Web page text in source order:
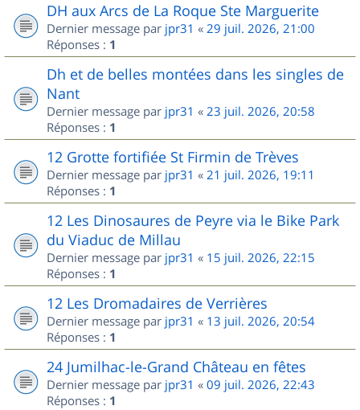
DH aux Arcs de La Roque Ste Marguerite
Dernier message par jpr31 « 29 juil. 2026, 21:00
Réponses : 1
Dh et de belles montées dans les singles de
Nant
Dernier message par jpr31 « 23 juil. 2026, 20:58
Réponses : 1
12 Grotte fortifiée St Firmin de Trèves
Dernier message par jpr31 « 21 juil. 2026, 19:11
Réponses : 1
12 Les Dinosaures de Peyre via le Bike Park
du Viaduc de Millau
Dernier message par jpr31 « 15 juil. 2026, 22:15
Réponses : 1
12 Les Dromadaires de Verrières
Dernier message par jpr31 « 13 juil. 2026, 20:54
Réponses : 1
24 Jumilhac-le-Grand Château en fêtes
Dernier message par jpr31 « 09 juil. 2026, 22:43
Réponses : 1